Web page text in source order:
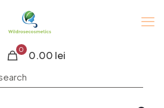
0 0.00 lei